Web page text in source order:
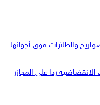
والطائرات فوق أجوائها
ردا على المجازر